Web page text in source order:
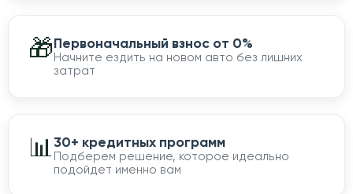
🎁Первоначальный взнос от 0%
Начните ездить на новом авто без лишних
затрат
📊30+ кредитных программ
Подберем решение, которое идеально
подойдет именно вам